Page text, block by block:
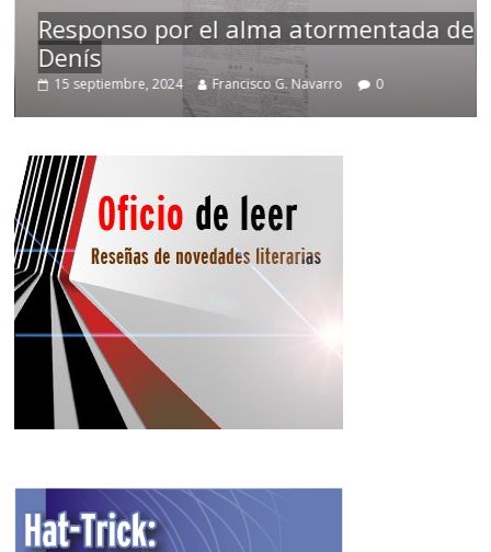
Responso por el alma atormentada de
Denís
15 septiembre, 2024 Francisco G. Navarro 0